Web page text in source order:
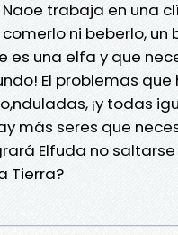
Naoe trabaja en una
ni beberlo, un
es una elfa y que
El problemas
¡y todas
más seres que
Elfuda no
Tierra?